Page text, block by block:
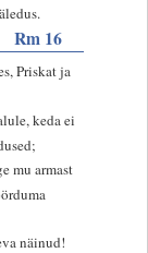
Rm 16
Priskat ja
keda ei
mu armast
näinud!